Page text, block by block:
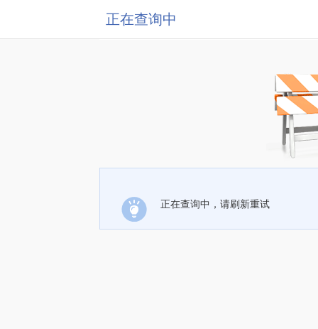
正在查询中
正在查询中，请刷新重试